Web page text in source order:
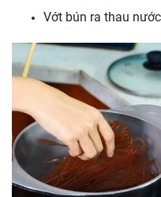
Vớt bún ra thau